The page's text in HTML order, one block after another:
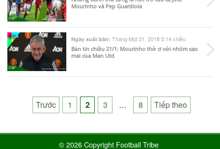
Mourinho và Pep Guardiola
Ngày xuất bản: Tháng Một 21, 2018 5:14 chiều
Bản tin chiều 21/1: Mourinho thờ ơ với nhóm sao
mai của Man Utd
Posts
pagination
Trước 1 2 3 … 8 Tiếp theo
© 2026 Copyright Football Tribe